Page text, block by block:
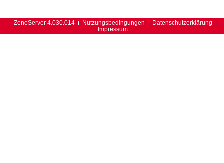
ZenoServer 4.030.014 Nutzungsbedingungen
Datenschutzerklärung
Impressum